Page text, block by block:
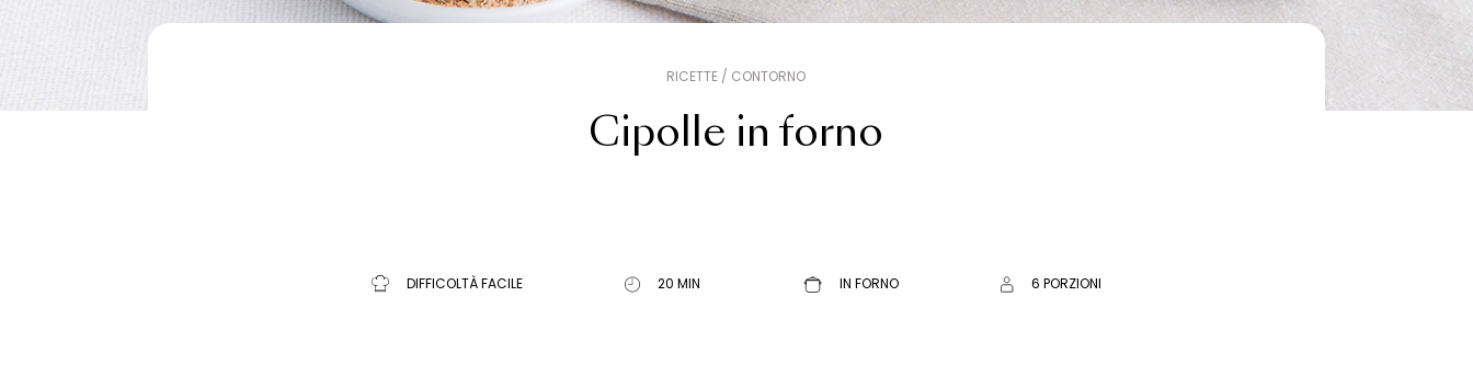
RICETTE / CONTORNO
Cipolle in forno
DIFFICOLTÀ FACILE 20 MIN IN FORNO 6 PORZIONI